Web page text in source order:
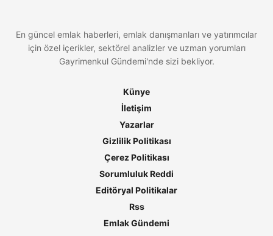
En güncel emlak haberleri, emlak danışmanları ve yatırımcılar
için özel içerikler, sektörel analizler ve uzman yorumları
Gayrimenkul Gündemi'nde sizi bekliyor.
Künye
İletişim
Yazarlar
Gizlilik Politikası
Çerez Politikası
Sorumluluk Reddi
Editöryal Politikalar
Rss
Emlak Gündemi